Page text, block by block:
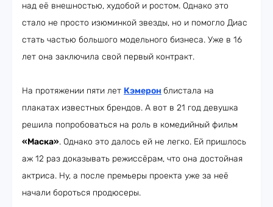
над её внешностью, худобой и ростом. Однако это
стало не просто изюминкой звезды, но и помогло Диас
стать частью большого модельного бизнеса. Уже в 16
лет она заключила свой первый контракт.
На протяжении пяти лет Кэмерон блистала на
плакатах известных брендов. А вот в 21 год девушка
решила попробоваться на роль в комедийный фильм
«Маска». Однако это далось ей не легко. Ей пришлось
аж 12 раз доказывать режиссёрам, что она достойная
актриса. Ну, а после премьеры проекта уже за неё
начали бороться продюсеры.